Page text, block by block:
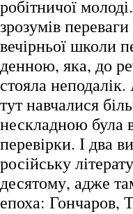
робітничої
зрозумів переваги
вечірньої школи
денною, яка, до
стояла
тут навчалися
нескладною була
перевірки. І два
російську
десятому, адже
епоха: Гончаров,